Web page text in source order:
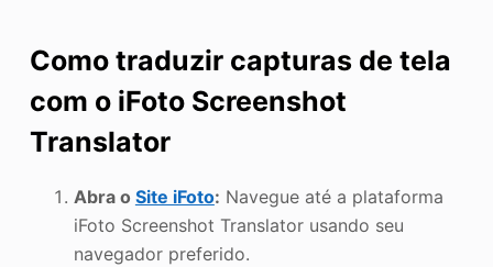
Como traduzir capturas de tela
com o iFoto Screenshot
Translator
Abra o Site iFoto: Navegue até a plataforma
iFoto Screenshot Translator usando seu
navegador preferido.